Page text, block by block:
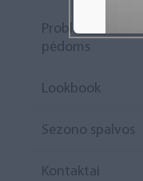
Probleminėms
pėdoms
Lookbook
Sezono spalvos
Kontaktai